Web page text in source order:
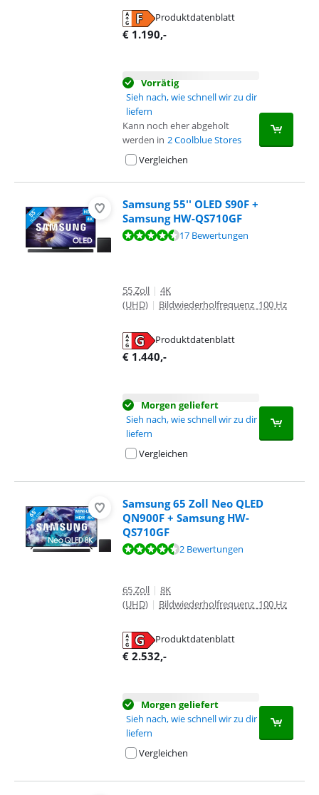
Produktdatenblatt
wird in neuem Tab geöffnet
€ 1.190,-
Vorrätig
Sieh nach, wie schnell wir zu dir
liefern
Kann noch eher abgeholt
werden in 2 Coolblue Stores
Vergleichen
Samsung 55'' OLED S90F +
Samsung HW-QS710GF
Bewertet mit 9,4 von 10, basierend auf 17 Bewertungen.
17 Bewertungen
55 Zoll | 4K
(UHD) | Bildwiederholfrequenz 100 Hz
Produktdatenblatt
wird in neuem Tab geöffnet
€ 1.440,-
Morgen geliefert
Sieh nach, wie schnell wir zu dir
liefern
Vergleichen
Samsung 65 Zoll Neo QLED
QN900F + Samsung HW-
QS710GF
Bewertet mit 8,8 von 10, basierend auf 2 Bewertungen.
2 Bewertungen
65 Zoll | 8K
(UHD) | Bildwiederholfrequenz 100 Hz
Produktdatenblatt
wird in neuem Tab geöffnet
€ 2.532,-
Morgen geliefert
Sieh nach, wie schnell wir zu dir
liefern
Vergleichen